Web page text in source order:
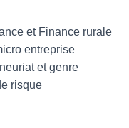
et Finance rurale
entreprise
et genre
risque